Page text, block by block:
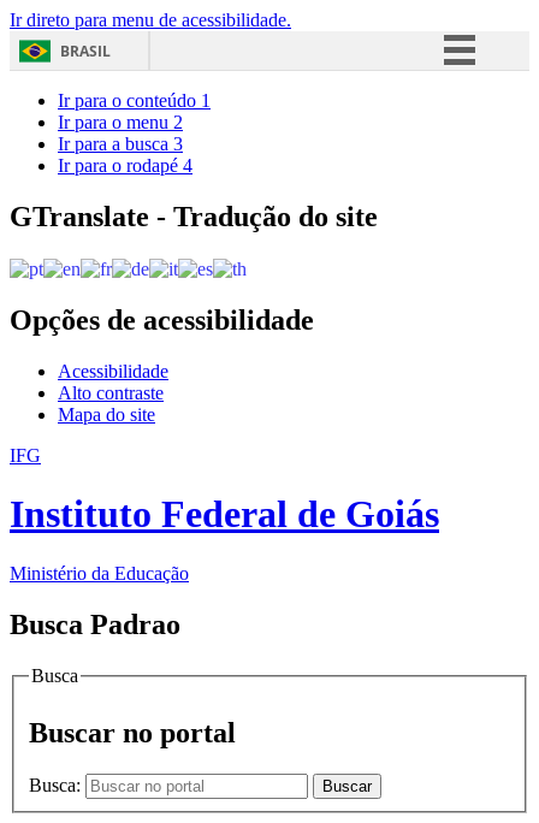
Ir direto para menu de acessibilidade.
BRASIL
Acesso à informação
Ir para o conteúdo 1
Ir para o menu 2
Ir para a busca 3
Ir para o rodapé 4
GTranslate - Tradução do site
Opções de acessibilidade
Acessibilidade
Alto contraste
Mapa do site
IFG
Instituto Federal de Goiás
Ministério da Educação
Busca Padrao
Busca
Buscar no portal
Busca: Buscar